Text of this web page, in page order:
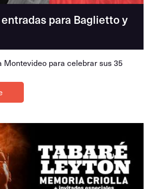
para Baglietto y
Montevideo para celebrar sus 35